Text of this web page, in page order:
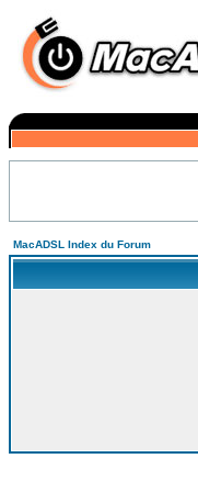
MacADSL Index du Forum